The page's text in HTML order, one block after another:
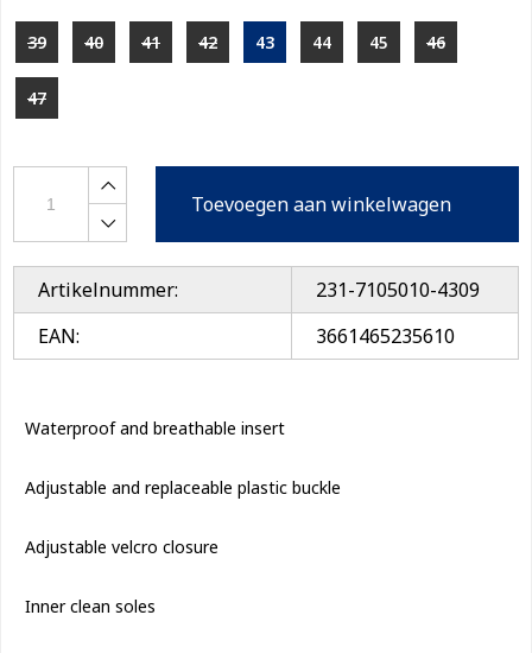
39 40 41 42 43 44 45 46
47
Toevoegen aan winkelwagen
Artikelnummer:
231-7105010-4309
EAN:
3661465235610
Waterproof and breathable insert
Adjustable and replaceable plastic buckle
Adjustable velcro closure
Inner clean soles